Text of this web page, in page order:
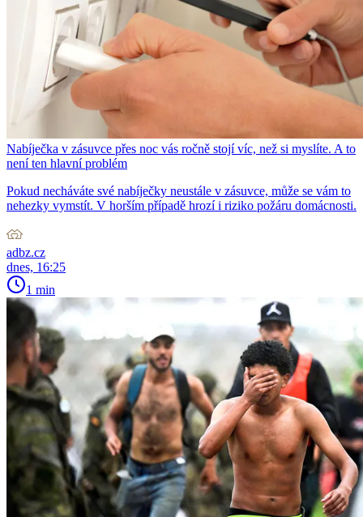
Nabíječka v zásuvce přes noc vás ročně stojí víc, než si myslíte. A to
není ten hlavní problém
Pokud necháváte své nabíječky neustále v zásuvce, může se vám to
nehezky vymstít. V horším případě hrozí i riziko požáru domácnosti.
adbz.cz
dnes, 16:25
1 min